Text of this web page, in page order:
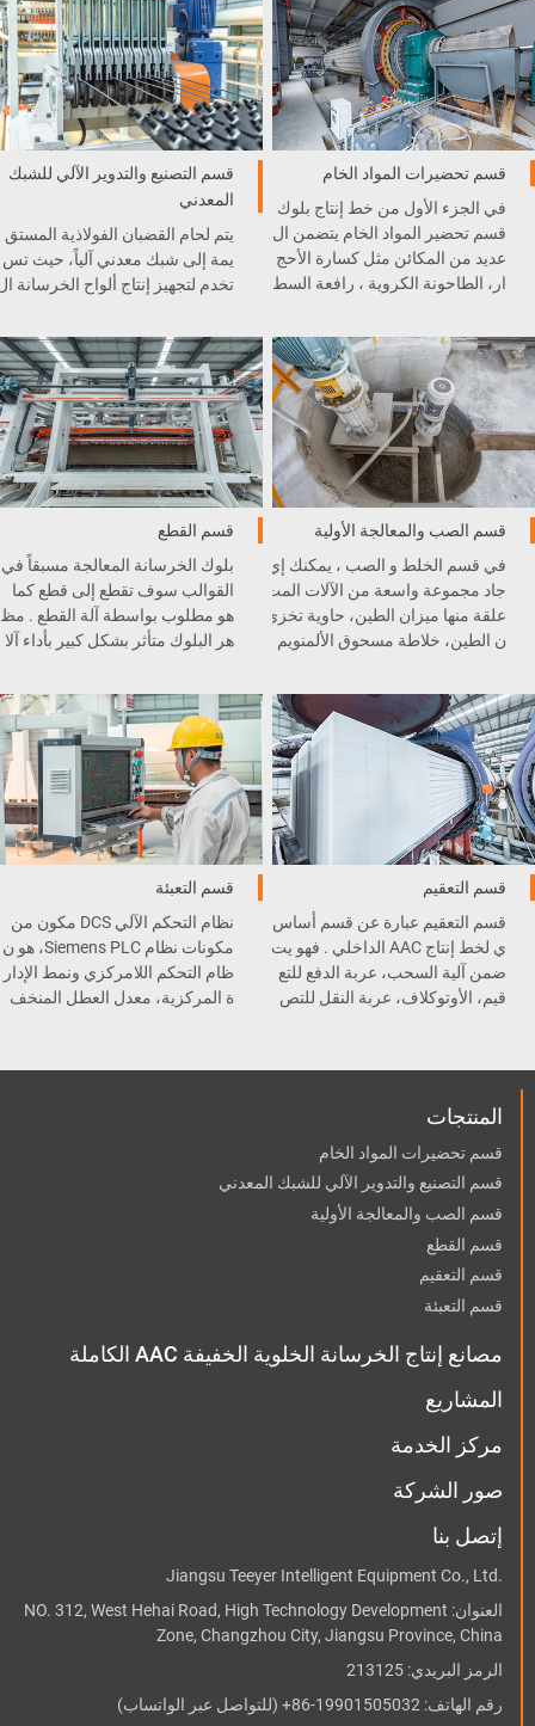
قسم تحضيرات المواد الخام
في الجزء الأول من خط إنتاج بلوك
قسم تحضير المواد الخام يتضمن ال
عديد من المكائن مثل كسارة الأحج
ار، الطاحونة الكروية ، رافعة السط
ممتاز في خط الإنتاج .
قسم التصنيع والتدوير الآلي للشبك
المعدني
يتم لحام القضبان الفولاذية المستق
يمة إلى شبك معدني آلياً، حيث تس
تخدم لتجهيز إنتاج ألواح الخرسانة
قسم الصب والمعالجة الأولية
في قسم الخلط و الصب ، يمكنك إي
جاد مجموعة واسعة من الآلات المت
علقة منها ميزان الطين، حاوية تخزي
ن الطين، خلاطة مسحوق الألمنويم
ل، و غيرها .
قسم القطع
بلوك الخرسانة المعالجة مسبقاً في
القوالب سوف تقطع إلى قطع كما
هو مطلوب بواسطة آلة القطع . مظ
هر البلوك متأثر بشكل كبير بأداء آلا
قسم التعقيم
قسم التعقيم عبارة عن قسم أساس
ي لخط إنتاج AAC الداخلي . فهو يت
ضمن آلية السحب، عربة الدفع للتع
قيم، الأوتوكلاف، عربة النقل للتص
قسم التعبئة
نظام التحكم الآلي DCS مكون من
مكونات نظام Siemens PLC، هو ن
ظام التحكم اللامركزي ونمط الإدار
ة المركزية، معدل العطل المنخف
المنتجات
قسم تحضيرات المواد الخام
قسم التصنيع والتدوير الآلي للشبك المعدني
قسم الصب والمعالجة الأولية
قسم القطع
قسم التعقيم
قسم التعبئة
مصانع إنتاج الخرسانة الخلوية الخفيفة AAC الكاملة
المشاريع
مركز الخدمة
صور الشركة
إتصل بنا
Jiangsu Teeyer Intelligent Equipment Co., Ltd.
العنوان: NO. 312, West Hehai Road, High Technology Development
Zone, Changzhou City, Jiangsu Province, China
الرمز البريدي: 213125
رقم الهاتف: +86-19901505032(للتواصل عبر الواتساب)